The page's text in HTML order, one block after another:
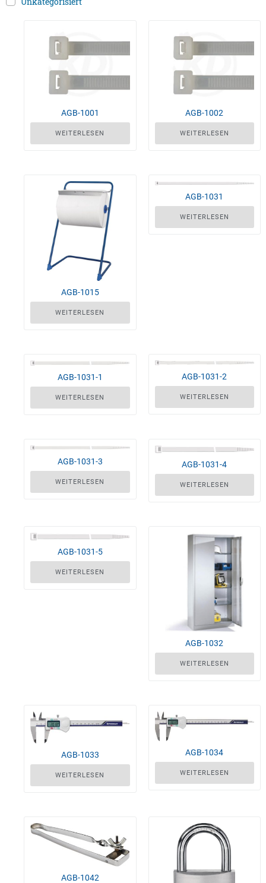
AGB-1001
WEITERLESEN
AGB-1002
WEITERLESEN
AGB-1015
WEITERLESEN
AGB-1031
WEITERLESEN
AGB-1031-1
WEITERLESEN
AGB-1031-2
WEITERLESEN
AGB-1031-3
WEITERLESEN
AGB-1031-4
WEITERLESEN
AGB-1031-5
WEITERLESEN
AGB-1032
WEITERLESEN
AGB-1033
WEITERLESEN
AGB-1034
WEITERLESEN
AGB-1042